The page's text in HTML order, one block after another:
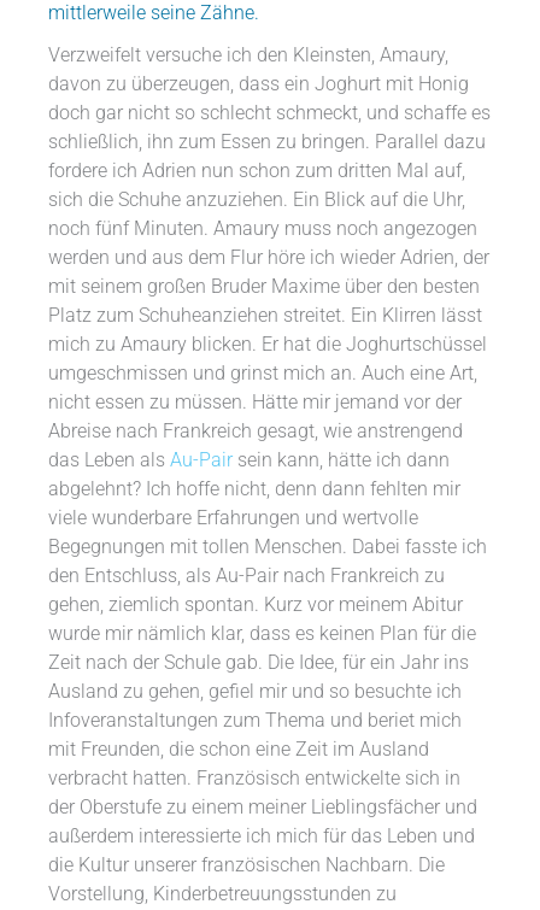
mittlerweile seine Zähne.
Verzweifelt versuche ich den Kleinsten, Amaury,
davon zu überzeugen, dass ein Joghurt mit Honig
doch gar nicht so schlecht schmeckt, und schaffe es
schließlich, ihn zum Essen zu bringen. Parallel dazu
fordere ich Adrien nun schon zum dritten Mal auf,
sich die Schuhe anzuziehen. Ein Blick auf die Uhr,
noch fünf Minuten. Amaury muss noch angezogen
werden und aus dem Flur höre ich wieder Adrien, der
mit seinem großen Bruder Maxime über den besten
Platz zum Schuheanziehen streitet. Ein Klirren lässt
mich zu Amaury blicken. Er hat die Joghurtschüssel
umgeschmissen und grinst mich an. Auch eine Art,
nicht essen zu müssen. Hätte mir jemand vor der
Abreise nach Frankreich gesagt, wie anstrengend
das Leben alsAu-Pair sein kann, hätte ich dann
abgelehnt? Ich hoffe nicht, denn dann fehlten mir
viele wunderbare Erfahrungen und wertvolle
Begegnungen mit tollen Menschen. Dabei fasste ich
den Entschluss, als Au-Pair nach Frankreich zu
gehen, ziemlich spontan. Kurz vor meinem Abitur
wurde mir nämlich klar, dass es keinen Plan für die
Zeit nach der Schule gab. Die Idee, für ein Jahr ins
Ausland zu gehen, gefiel mir und so besuchte ich
Infoveranstaltungen zum Thema und beriet mich
mit Freunden, die schon eine Zeit im Ausland
verbracht hatten. Französisch entwickelte sich in
der Oberstufe zu einem meiner Lieblingsfächer und
außerdem interessierte ich mich für das Leben und
die Kultur unserer französischen Nachbarn. Die
Vorstellung, Kinderbetreuungsstunden zu